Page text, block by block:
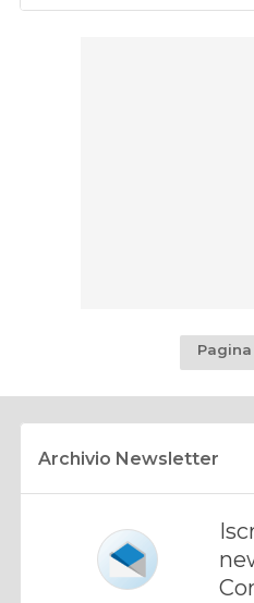
Pagina
Archivio Newsletter